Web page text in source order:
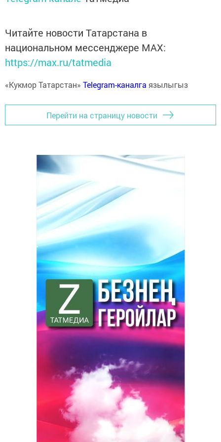
Читайте новости Татарстана в
национальном мессенджере MАХ:
https://max.ru/tatmedia
«Кукмор Татарстан» Telegram-каналга язылыгыз
Перейти на страницу новости